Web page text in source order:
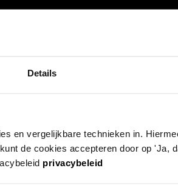
Details
en vergelijkbare technieken in.
de cookies accepteren door op 'Ja,
privacybeleid